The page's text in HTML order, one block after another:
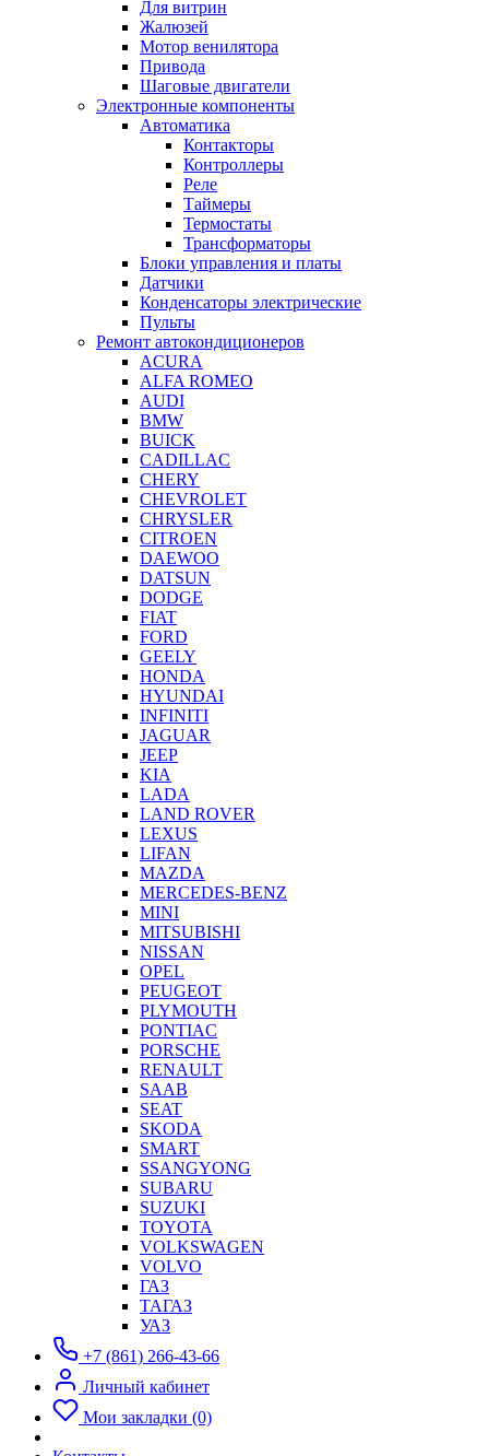
Для витрин
Жалюзей
Мотор венилятора
Привода
Шаговые двигатели
Электронные компоненты
Автоматика
Контакторы
Контроллеры
Реле
Таймеры
Термостаты
Трансформаторы
Блоки управления и платы
Датчики
Конденсаторы электрические
Пульты
Ремонт автокондиционеров
ACURA
ALFA ROMEO
AUDI
BMW
BUICK
CADILLAC
CHERY
CHEVROLET
CHRYSLER
CITROEN
DAEWOO
DATSUN
DODGE
FIAT
FORD
GEELY
HONDA
HYUNDAI
INFINITI
JAGUAR
JEEP
KIA
LADA
LAND ROVER
LEXUS
LIFAN
MAZDA
MERCEDES-BENZ
MINI
MITSUBISHI
NISSAN
OPEL
PEUGEOT
PLYMOUTH
PONTIAC
PORSCHE
RENAULT
SAAB
SEAT
SKODA
SMART
SSANGYONG
SUBARU
SUZUKI
TOYOTA
VOLKSWAGEN
VOLVO
ГАЗ
ТАГАЗ
УАЗ
+7 (861) 266-43-66
Личный кабинет
Мои закладки (0)